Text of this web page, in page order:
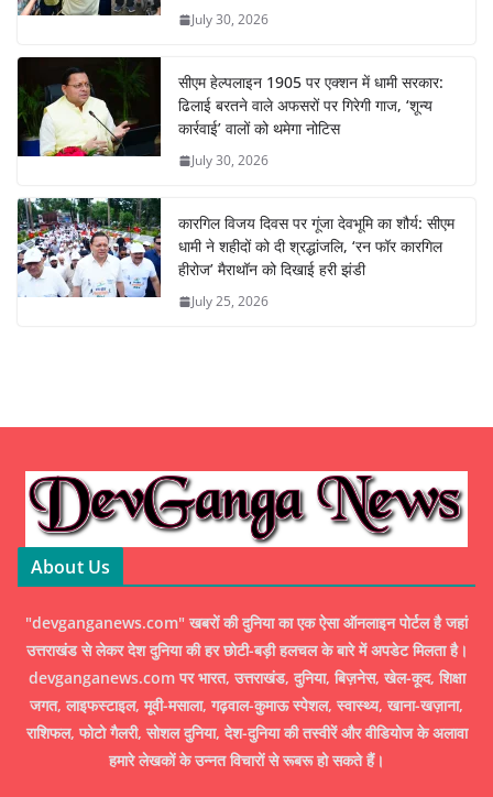
July 30, 2026
सीएम हेल्पलाइन 1905 पर एक्शन में धामी सरकार:
ढिलाई बरतने वाले अफसरों पर गिरेगी गाज, ‘शून्य
कार्रवाई’ वालों को थमेगा नोटिस
July 30, 2026
कारगिल विजय दिवस पर गूंजा देवभूमि का शौर्य: सीएम
धामी ने शहीदों को दी श्रद्धांजलि, ‘रन फॉर कारगिल
हीरोज’ मैराथॉन को दिखाई हरी झंडी
July 25, 2026
About Us
"devganganews.com" खबरों की दुनिया का एक ऐसा ऑनलाइन पोर्टल है जहां
उत्तराखंड से लेकर देश दुनिया की हर छोटी-बड़ी हलचल के बारे में अपडेट मिलता है।
devganganews.com पर भारत, उत्तराखंड, दुनिया, बिज़नेस, खेल-कूद, शिक्षा
जगत, लाइफस्टाइल, मूवी-मसाला, गढ़वाल-कुमाऊ स्पेशल, स्वास्थ्य, खाना-खज़ाना,
राशिफल, फोटो गैलरी, सोशल दुनिया, देश-दुनिया की तस्वीरें और वीडियोज के अलावा
हमारे लेखकों के उन्नत विचारों से रूबरू हो सकते हैं।